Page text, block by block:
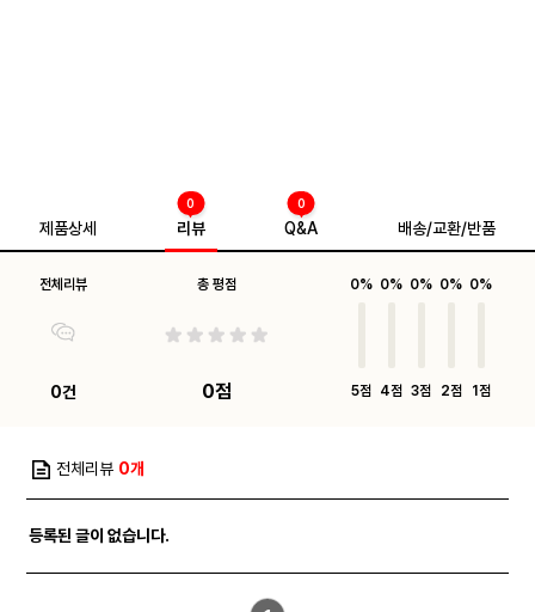
제품상세 리뷰
0
Q&A
0
배송/교환/반품
전체리뷰
0건
총 평점
0점
0%
5점
0%
4점
0%
3점
0%
2점
0%
1점
전체리뷰 0개
등록된 글이 없습니다.